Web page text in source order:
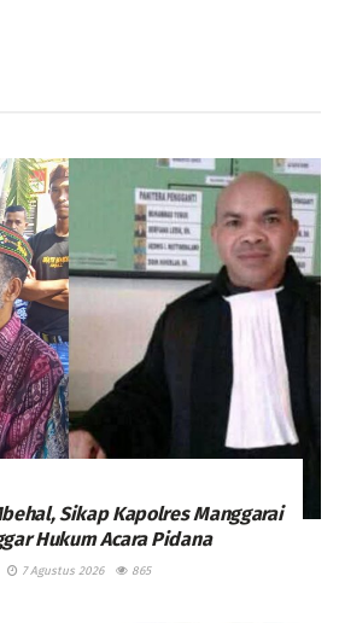
Sikap Kapolres Manggarai
Hukum Acara Pidana
7 Agustus 2026 865